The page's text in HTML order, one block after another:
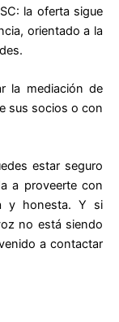
la oferta sigue
orientado a la
la mediación de
sus socios o con
estar seguro
a proveerte con
y honesta. Y si
no está siendo
a contactar